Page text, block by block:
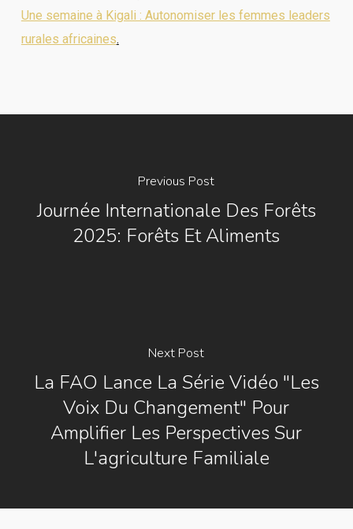
Une semaine à Kigali : Autonomiser les femmes leaders
rurales africaines.
Previous Post
Journée Internationale Des Forêts
2025: Forêts Et Aliments
Next Post
La FAO Lance La Série Vidéo "Les
Voix Du Changement" Pour
Amplifier Les Perspectives Sur
L'agriculture Familiale